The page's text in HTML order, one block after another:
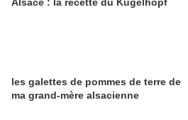
les galettes de pommes de terre de
ma grand-mère alsacienne